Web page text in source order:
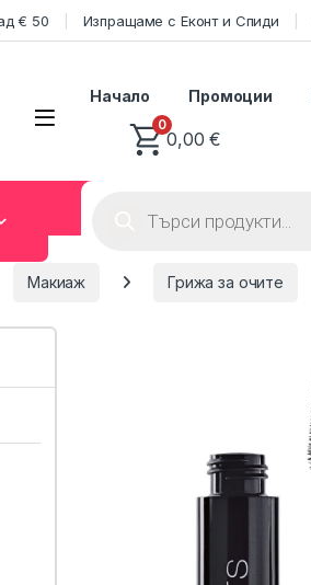
€ 50 Изпращаме с Еконт и Спиди
Начало Промоции
0
0,00€
Макиаж Грижа за очите